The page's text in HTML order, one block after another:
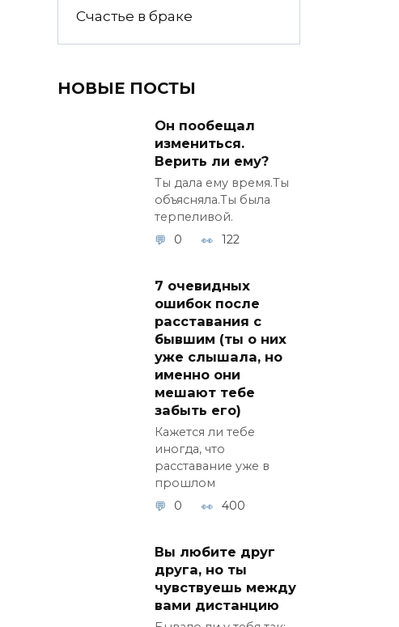
Счастье в браке
НОВЫЕ ПОСТЫ
Он пообещал
измениться.
Верить ли ему?
Ты дала ему время.Ты
объясняла.Ты была
терпеливой.
0
122
7 очевидных
ошибок после
расставания с
бывшим (ты о них
уже слышала, но
именно они
мешают тебе
забыть его)
Кажется ли тебе
иногда, что
расставание уже в
прошлом
0
400
Вы любите друг
друга, но ты
чувствуешь между
вами дистанцию